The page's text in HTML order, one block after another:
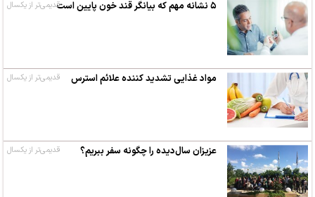
۵ نشانه‌ مهم که بیانگر قند خون پایین است قدیمی‌تر از یکسال
مواد غذایی تشدید کننده علائم استرس قدیمی‌تر از یکسال
عزیزان سال‌دیده را چگونه سفر ببریم؟ قدیمی‌تر از یکسال